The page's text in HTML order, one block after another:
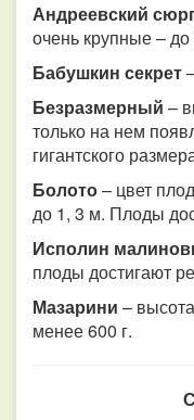
Андреевский
очень крупные –
Бабушкин секрет
Безразмерный –
только на нем
гигантского
Болото– цвет
до 1, 3 м. Плоды
Исполин
плоды достигают
Мазарини –
менее 600 г.